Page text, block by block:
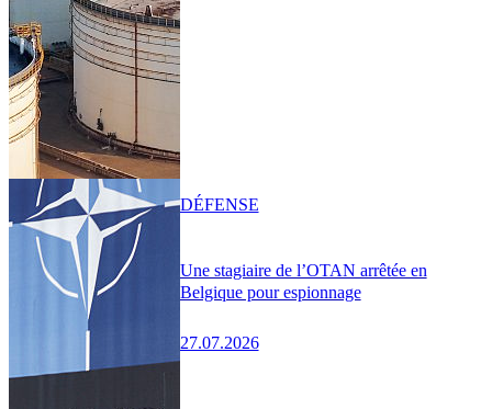
Une stagiaire de l’OTAN arrêtée en
Belgique pour espionnage
27.07.2026
DÉFENSE